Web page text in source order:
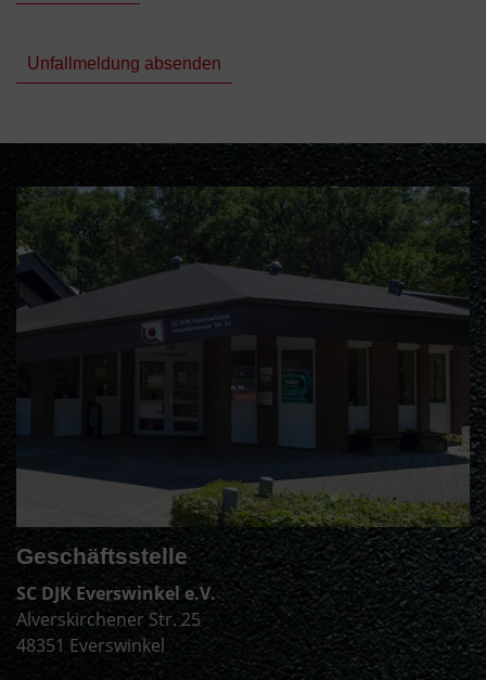
Geschäftsstelle
SC DJK Everswinkel e.V.
Alverskirchener Str. 25
48351 Everswinkel